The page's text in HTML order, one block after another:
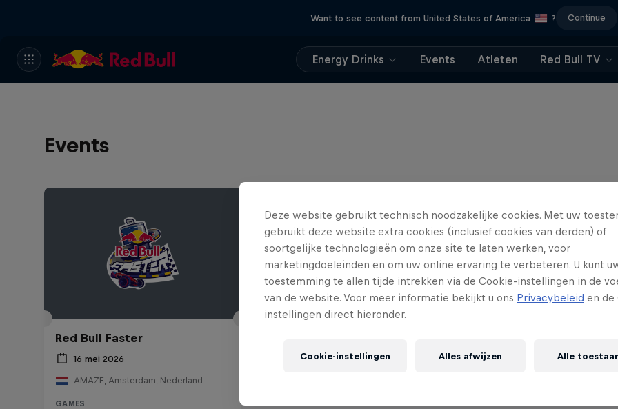
Want to see content from United States of America ? Continue
Energy Drinks Events Atleten Red Bull TV
Events
Red Bull Faster
16 mei 2026
AMAZE, Amsterdam, Nederland
GAMES
Deze website gebruikt technisch noodzakelijke cookies. Met uw
gebruikt deze website extra cookies (inclusief cookies van derden) of
soortgelijke technologieën om onze site te laten werken, voor
marketingdoeleinden en om uw online ervaring te verbeteren. U kunt
toestemming te allen tijde intrekken via de Cookie-instellingen in de
van de website. Voor meer informatie bekijkt u ons Privacybeleid en de
instellingen direct hieronder.
Cookie-instellingen Alles afwijzen Alle